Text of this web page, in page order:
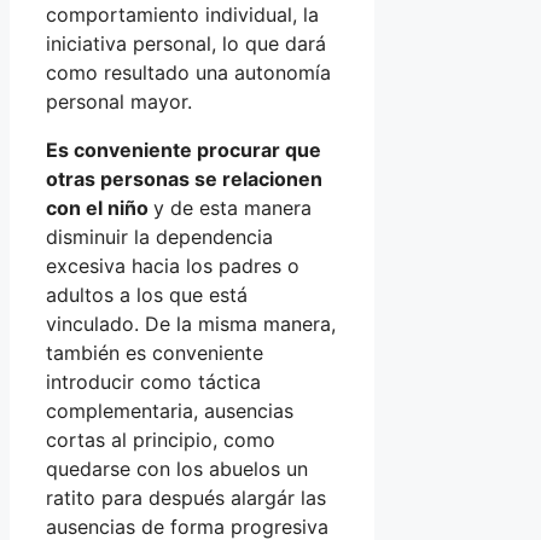
comportamiento individual, la
iniciativa personal, lo que dará
como resultado una autonomía
personal mayor.
Es conveniente procurar que
otras personas se relacionen
con el niño y de esta manera
disminuir la dependencia
excesiva hacia los padres o
adultos a los que está
vinculado. De la misma manera,
también es conveniente
introducir como táctica
complementaria, ausencias
cortas al principio, como
quedarse con los abuelos un
ratito para después alargár las
ausencias de forma progresiva